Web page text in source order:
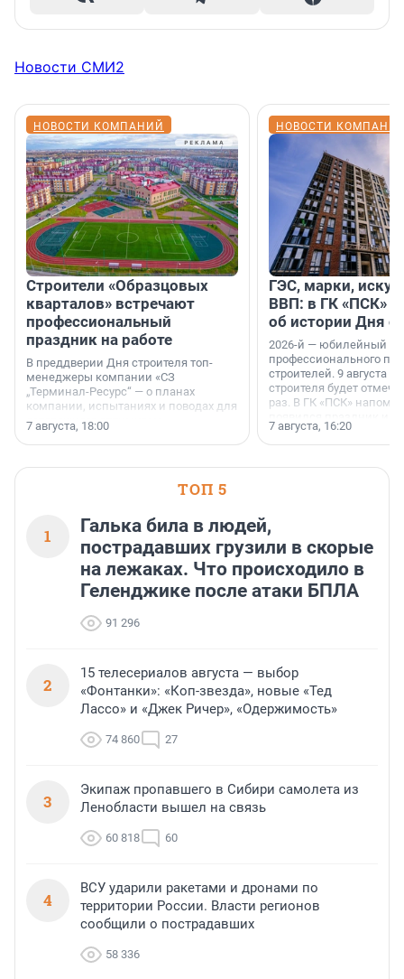
Новости СМИ2
НОВОСТИ КОМПАНИЙ
Строители «Образцовых
кварталов» встречают
профессиональный
праздник на работе
В преддверии Дня строителя топ-
менеджеры компании «СЗ
„Терминал-Ресурс“ — о планах
компании, испытаниях и поводах для
осторожного оптимизма.
7 августа, 18:00
НОВОСТИ
ГЭС, марки,
ВВП: в ГК «ПСК»
об истории Дня
2026-й — юбилейный
профессионального
строителей. 9 августа
строителя будет
раз. В ГК «ПСК»
поменялась роль
7 августа, 16:20
ТОП 5
1
Галька била в людей,
пострадавших грузили в скорые
на лежаках. Что происходило в
Геленджике после атаки БПЛА
91 296
2
15 телесериалов августа — выбор
«Фонтанки»: «Коп-звезда», новые «Тед
Лассо» и «Джек Ричер», «Одержимость»
74 860 27
3
Экипаж пропавшего в Сибири самолета из
Ленобласти вышел на связь
60 818 60
4
ВСУ ударили ракетами и дронами по
территории России. Власти регионов
сообщили о пострадавших
58 336